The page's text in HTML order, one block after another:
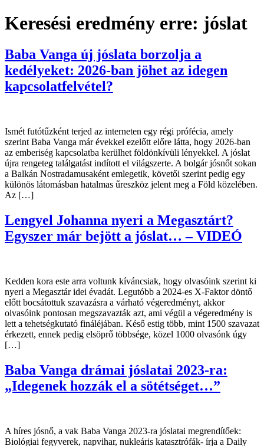
Keresési eredmény erre: jóslat
Baba Vanga új jóslata borzolja a
kedélyeket: 2026-ban jöhet az idegen
kapcsolatfelvétel?
Ismét futótűzként terjed az interneten egy régi prófécia, amely
szerint Baba Vanga már évekkel ezelőtt előre látta, hogy 2026-ban
az emberiség kapcsolatba kerülhet földönkívüli lényekkel. A jóslat
újra rengeteg találgatást indított el világszerte. A bolgár jósnőt sokan
a Balkán Nostradamusaként emlegetik, követői szerint pedig egy
különös látomásban hatalmas űreszköz jelent meg a Föld közelében.
Az […]
Lengyel Johanna nyeri a Megasztárt?
Egyszer már bejött a jóslat… – VIDEÓ
Kedden kora este arra voltunk kíváncsiak, hogy olvasóink szerint ki
nyeri a Megasztár idei évadát. Legutóbb a 2024-es X-Faktor döntő
előtt bocsátottuk szavazásra a várható végeredményt, akkor
olvasóink pontosan megszavazták azt, ami végül a végeredmény is
lett a tehetségkutató fináléjában. Késő estig több, mint 1500 szavazat
érkezett, ennek pedig elsöprő többsége, közel 1000 olvasónk úgy
[…]
Baba Vanga drámai jóslatai 2023-ra:
„Idegenek hozzák el a sötétséget…”
A híres jósnő, a vak Baba Vanga 2023-ra jóslatai megrendítőek:
Biológiai fegyverek, napvihar, nukleáris katasztrófák- írja a Daily